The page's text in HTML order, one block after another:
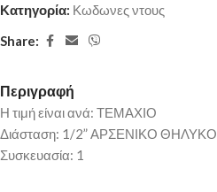
Κατηγορία: Κωδωνες ντους
Share:
Περιγραφή
Η τιμή είναι ανά: ΤΕΜΑΧΙΟ
Διάσταση: 1/2” ΑΡΣΕΝΙΚΟ ΘΗΛΥΚΟ
Συσκευασία: 1